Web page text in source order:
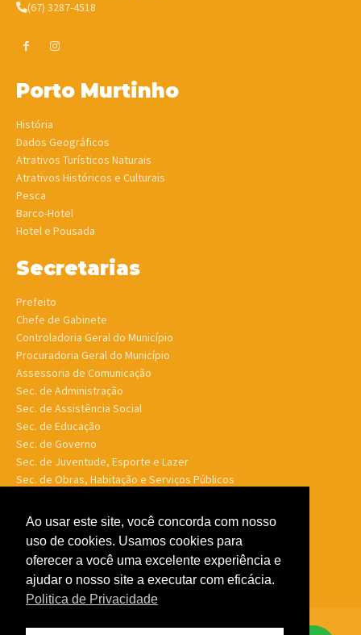
(67) 3287-4518
Porto Murtinho
História
Dados Geográficos
Atrativos Turísticos Naturais
Atrativos Históricos e Culturais
Pesca
Barco-Hotel
Hotel e Pousada
Secretarias
Prefeito
Chefe de Gabinete
Controladoria Geral do Município
Procuradoria Geral do Município
Assessoria de Comunicação
Sec. de Administração
Sec. de Assistência Social
Sec. de Educação
Sec. de Governo
Sec. de Juventude, Esporte e Lazer
Sec. de Obras, Habitação e Serviços Públicos
Sec. de Saúde
Sec. de Turismo
Sec. de Meio Ambiente, Desenv. Agrário, Aquicultura e Pesca
Ao usar este site, você concorda com nosso
uso de cookies. Usamos cookies para
oferecer a você uma excelente experiência e
ajudar o nosso site a executar com eficácia.
Politica de Privacidade